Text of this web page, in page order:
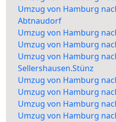
Umzug von Hamburg
Abtnaudorf
Umzug von Hamburg
Umzug von Hamburg
Umzug von Hamburg
Sellershausen.Stünz
Umzug von Hamburg
Umzug von Hamburg
Umzug von Hamburg
Umzug von Hamburg